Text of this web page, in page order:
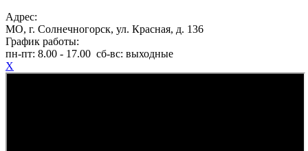
Адрес:
МО, г. Солнечногорск, ул. Красная, д. 136
График работы:
пн-пт: 8.00 - 17.00 сб-вс: выходные
X